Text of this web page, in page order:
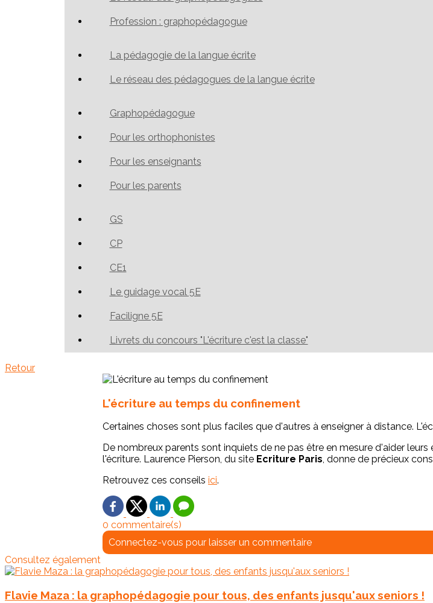
Profession : graphopédagogue
La pédagogie de la langue écrite
Le réseau des pédagogues de la langue écrite
Graphopédagogue
Pour les orthophonistes
Pour les enseignants
Pour les parents
GS
CP
CE1
Le guidage vocal 5E
Faciligne 5E
Livrets du concours "L'écriture c'est la classe"
Retour
L'écriture au temps du confinement
Certaines choses sont plus faciles que d'autres à enseigner à distance.
De nombreux parents sont inquiets de ne pas être en mesure d'aider
l'écriture. Laurence Pierson, du site Ecriture Paris, donne de précieux
Retrouvez ces conseils ici.
0 commentaire(s)
Connectez-vous pour laisser un commentaire
Consultez également
Flavie Maza : la graphopédagogie pour tous, des enfants jusqu'aux seniors !